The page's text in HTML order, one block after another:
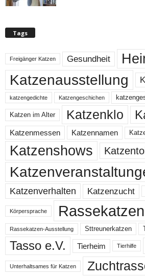
Tags
Freigänger Katzen Gesundheit
Katzenausstellung
katzengedichte Katzengeschichen
Katzen im Alter Katzenklo
Katzenmessen Katzennamen
Katzenshows
Katzenverhalten Katzenzucht
Körpersprache Rassekatzen
Rassekatzen-Ausstellung Sttreunerkatzen
Tasso e.V. Tierheim Tierhilfe
Unterhaltsames für Katzen